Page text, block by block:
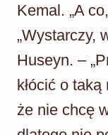
Kemal. „A
„Wystarczy,
Huseyn. –
kłócić o
że nie chcę